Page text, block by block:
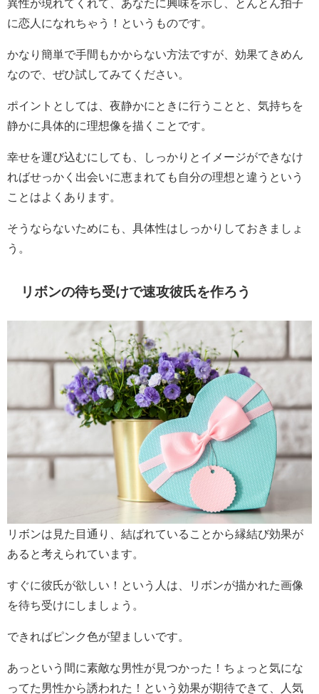
異性が現れてくれて、あなたに興味を示し、とんとん拍子
に恋人になれちゃう！というものです。
かなり簡単で手間もかからない方法ですが、効果てきめん
なので、ぜひ試してみてください。
ポイントとしては、夜静かにときに行うことと、気持ちを
静かに具体的に理想像を描くことです。
幸せを運び込むにしても、しっかりとイメージができなけ
ればせっかく出会いに恵まれても自分の理想と違うという
ことはよくあります。
そうならないためにも、具体性はしっかりしておきましょ
う。
リボンの待ち受けで速攻彼氏を作ろう
リボンは見た目通り、結ばれていることから縁結び効果が
あると考えられています。
すぐに彼氏が欲しい！という人は、リボンが描かれた画像
を待ち受けにしましょう。
できればピンク色が望ましいです。
あっという間に素敵な男性が見つかった！ちょっと気にな
ってた男性から誘われた！という効果が期待できて、人気